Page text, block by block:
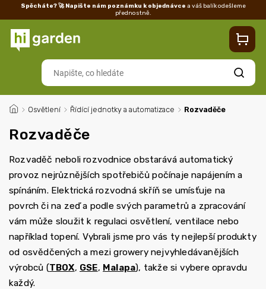
Spěcháte? 🚀 Napište nám poznámku k objednávce a váš balík odešleme
přednostně.
Vrácení/reklamace
Hledat
/ Osvětlení / Řídící jednotky a automatizace / Rozvaděče
Rozvaděče
Rozvaděč neboli rozvodnice obstarává automatický
provoz nejrůznějších spotřebičů počínaje napájením a
spínáním. Elektrická rozvodná skříň se umísťuje na
povrch či na zeď a podle svých parametrů a zpracování
vám může sloužit k regulaci osvětlení, ventilace nebo
například topení. Vybrali jsme pro vás ty nejlepší produkty
od osvědčených a mezi growery nejvyhledávanějších
výrobců (TBOX, GSE, Malapa), takže si vybere opravdu
každý.